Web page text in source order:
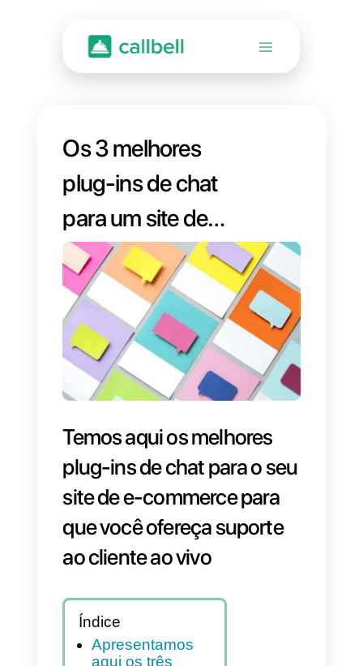
Os 3 melhores
plug-ins de chat
para um site de
ecommerce
Temos aqui os melhores
plug-ins de chat para o
site de e-commerce para
que você ofereça suporte